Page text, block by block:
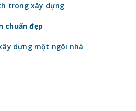
trong xây dựng
chuẩn đẹp
dựng một ngôi nhà